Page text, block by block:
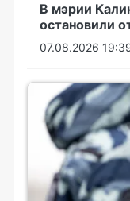
В мэрии
остановили
07.08.2026